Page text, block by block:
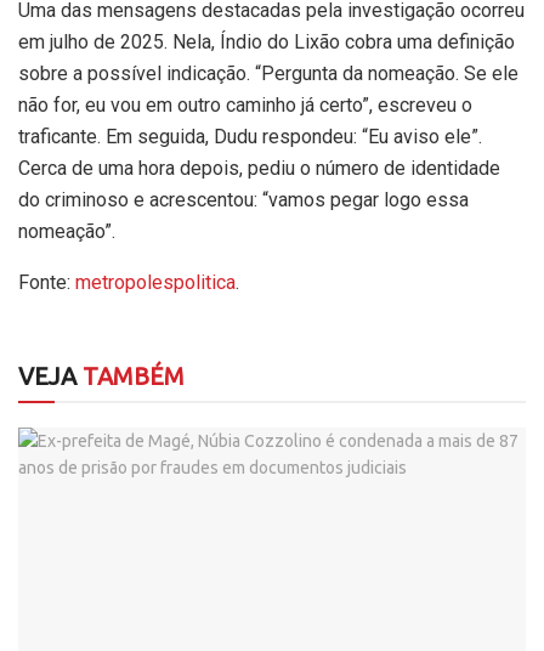
Uma das mensagens destacadas pela investigação ocorreu
em julho de 2025. Nela, Índio do Lixão cobra uma definição
sobre a possível indicação. “Pergunta da nomeação. Se ele
não for, eu vou em outro caminho já certo”, escreveu o
traficante. Em seguida, Dudu respondeu: “Eu aviso ele”.
Cerca de uma hora depois, pediu o número de identidade
do criminoso e acrescentou: “vamos pegar logo essa
nomeação”.
Fonte: metropolespolitica.
VEJATAMBÉM